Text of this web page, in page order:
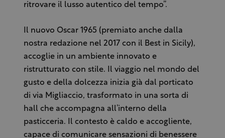
ritrovare il lusso autentico del tempo”.
Il nuovo Oscar 1965 (premiato anche dalla
nostra redazione nel 2017 con il Best in Sicily),
accoglie in un ambiente innovato e
ristrutturato con stile. Il viaggio nel mondo del
gusto e della dolcezza inizia già dal porticato
di via Migliaccio, trasformato in una sorta di
hall che accompagna all’interno della
pasticceria. Il contesto è caldo e accogliente,
capace di comunicare sensazioni di benessere